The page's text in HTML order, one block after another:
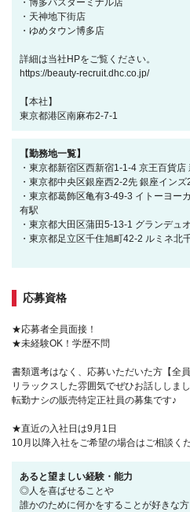
・博多バスターミナル店
・天神地下街店
・ゆめタウン博多店
詳細は当社HPをご覧ください。
https://beauty-recruit.dhc.co.jp/
【本社】
東京都港区南麻布2-7-1
【勤務地一覧】
・東京都新宿区西新宿1-1-4 京王百貨
・東京都中央区銀座西2-2先 銀座イン
・東京都葛飾区亀有3-49-3 イトーヨー
有駅
・東京都大田区蒲田5-13-1 グランデュ
・東京都足立区千住旭町42-2 ルミネ北
応募資格
★応募者全員面接！
★未経験OK！学歴不問
書類選考はなく、応募いただいた方【全
リラックスした雰囲気でぜひお話ししま
転勤ナシの販売特定正社員の募集です♪
★直近の入社日は9月1日
10月以降入社をご希望の場合はご相談く
あると望ましい経験・能力
◎人を喜ばせることや
誰かのために何かをすることが好きな方